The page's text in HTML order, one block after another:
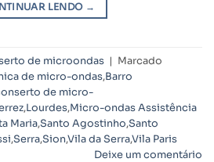
LENDO →
de microondas | Marcado
de micro-ondas,Barro
de micro-
,Lourdes,Micro-ondas Assistência
Maria,Santo Agostinho,Santo
,Serra,Sion,Vila da Serra,Vila Paris
Deixe um comentário